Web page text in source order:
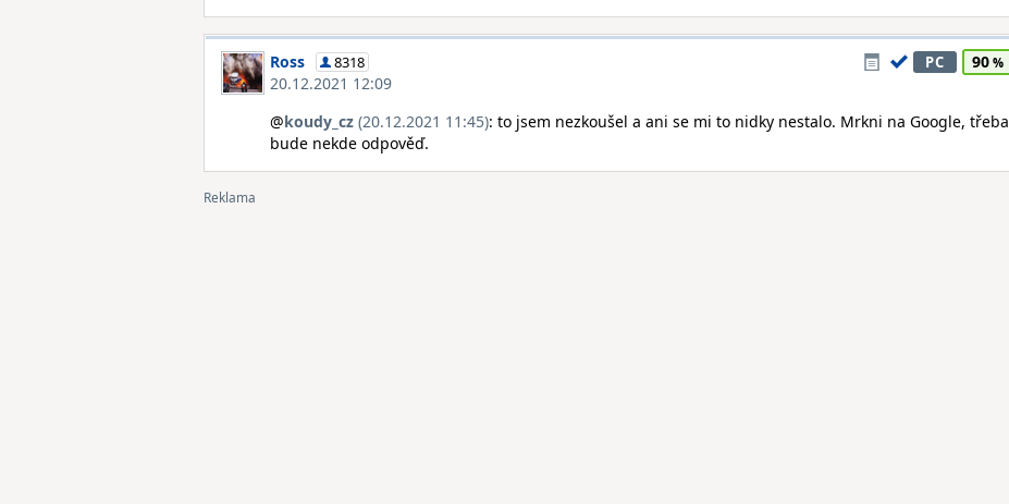
Ross 8318
20.12.2021 12:09
PC 90
@koudy_cz (20.12.2021 11:45): to jsem nezkoušel a ani se mi to nidky nestalo. Mrkni na Google, třeba
bude nekde odpověď.